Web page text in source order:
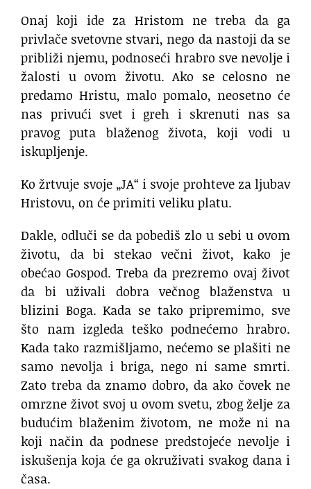
Onaj koji ide za Hristom ne treba da ga
privlače svetovne stvari, nego da nastoji da se
približi njemu, podnoseći hrabro sve nevolje i
žalosti u ovom životu. Ako se celosno ne
predamo Hristu, malo pomalo, neosetno će
nas privući svet i greh i skrenuti nas sa
pravog puta blaženog života, koji vodi u
iskupljenje.
Ko žrtvuje svoje „JA“ i svoje prohteve za ljubav
Hristovu, on će primiti veliku platu.
Dakle, odluči se da pobediš zlo u sebi u ovom
životu, da bi stekao večni život, kako je
obećao Gospod. Treba da prezremo ovaj život
da bi uživali dobra večnog blaženstva u
blizini Boga. Kada se tako pripremimo, sve
što nam izgleda teško podnećemo hrabro.
Kada tako razmišljamo, nećemo se plašiti ne
samo nevolja i briga, nego ni same smrti.
Zato treba da znamo dobro, da ako čovek ne
omrzne život svoj u ovom svetu, zbog želje za
budućim blaženim životom, ne može ni na
koji način da podnese predstojeće nevolje i
iskušenja koja će ga okruživati svakog dana i
časa.